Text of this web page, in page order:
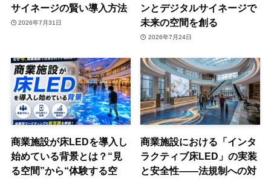
サイネージの賢い導入方法
2026年7月31日
ンとデジタルサイネージで
未来の空間を創る
2026年7月24日
商業施設が床LEDを導入し
始めている背景とは？“見
る空間”から“体験する空
商業施設における「インタ
ラクティブ床LED」の実装
と安全性——法規制への対